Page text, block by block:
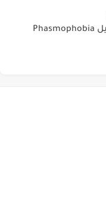
متطلبات تشغيل Phasmophobia